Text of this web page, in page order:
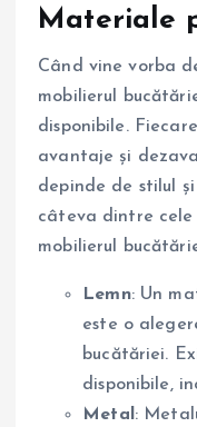
Materiale
Când vine vorba
mobilierul
disponibile.
avantaje și
depinde de stilul
câteva dintre
mobilierul
Lemn: Un
este o
bucătăriei.
disponibile,
Metal: